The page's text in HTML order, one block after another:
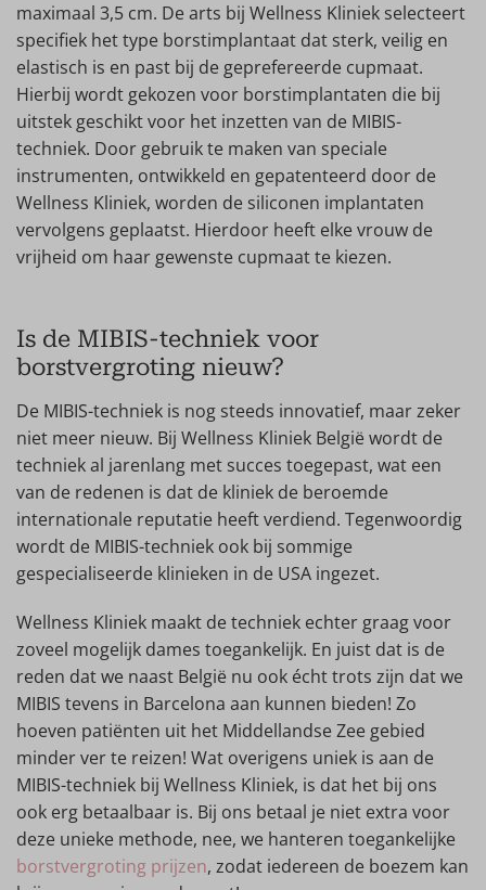
maximaal 3,5 cm. De arts bij Wellness Kliniek selecteert
specifiek het type borstimplantaat dat sterk, veilig en
elastisch is en past bij de geprefereerde cupmaat.
Hierbij wordt gekozen voor borstimplantaten die bij
uitstek geschikt voor het inzetten van de MIBIS-
techniek. Door gebruik te maken van speciale
instrumenten, ontwikkeld en gepatenteerd door de
Wellness Kliniek, worden de siliconen implantaten
vervolgens geplaatst. Hierdoor heeft elke vrouw de
vrijheid om haar gewenste cupmaat te kiezen.
Is de MIBIS-techniek voor
borstvergroting nieuw?
De MIBIS-techniek is nog steeds innovatief, maar zeker
niet meer nieuw. Bij Wellness Kliniek België wordt de
techniek al jarenlang met succes toegepast, wat een
van de redenen is dat de kliniek de beroemde
internationale reputatie heeft verdiend. Tegenwoordig
wordt de MIBIS-techniek ook bij sommige
gespecialiseerde klinieken in de USA ingezet.
Wellness Kliniek maakt de techniek echter graag voor
zoveel mogelijk dames toegankelijk. En juist dat is de
reden dat we naast België nu ook écht trots zijn dat we
MIBIS tevens in Barcelona aan kunnen bieden! Zo
hoeven patiënten uit het Middellandse Zee gebied
minder ver te reizen! Wat overigens uniek is aan de
MIBIS-techniek bij Wellness Kliniek, is dat het bij ons
ook erg betaalbaar is. Bij ons betaal je niet extra voor
deze unieke methode, nee, we hanteren toegankelijke
borstvergroting prijzen, zodat iedereen de boezem kan